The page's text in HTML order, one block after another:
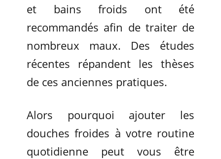
et bains froids ont été
recommandés afin de traiter de
nombreux maux. Des études
récentes répandent les thèses
de ces anciennes pratiques.
Alors pourquoi ajouter les
douches froides à votre routine
quotidienne peut vous être